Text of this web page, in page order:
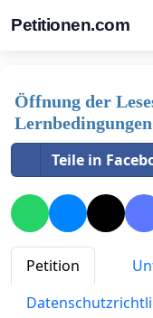
Petitionen.com
Öffnung der
Teile in
Petition